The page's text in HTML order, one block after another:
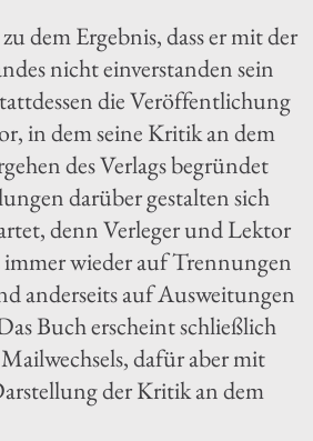
dem Ergebnis, dass er mit der
nicht einverstanden sein
die Veröffentlichung
in dem seine Kritik an dem
des Verlags begründet
darüber gestalten sich
denn Verleger und Lektor
immer wieder auf Trennungen
anderseits auf Ausweitungen
Buch erscheint schließlich
dafür aber mit
der Kritik an dem